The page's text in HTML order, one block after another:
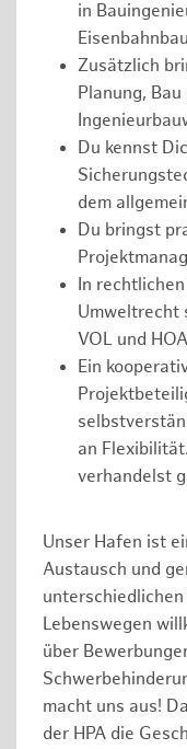
in
Zusätzlich
Planung,
Du kennst
dem
Du bringst
In
Umweltrecht
VOL und
Ein
an
verhandelst
Unser Hafen ist
Austausch und
Lebenswegen
über
macht uns aus!
der HPA die